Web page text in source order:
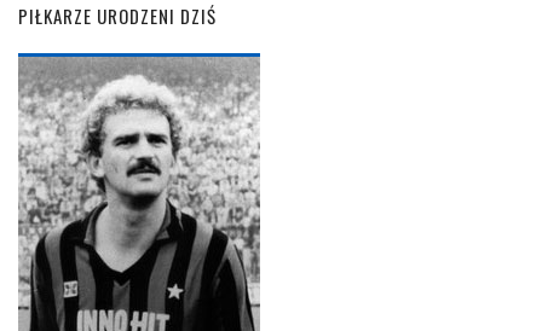
PIŁKARZE URODZENI DZIŚ